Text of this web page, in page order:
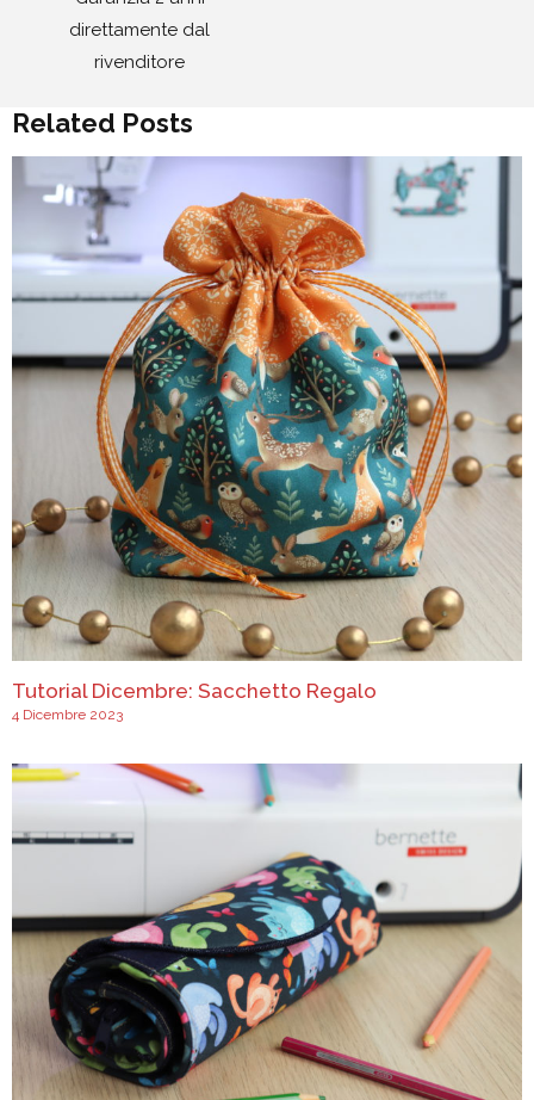
direttamente dal
rivenditore
Related Posts
Tutorial Dicembre: Sacchetto Regalo
4 Dicembre 2023